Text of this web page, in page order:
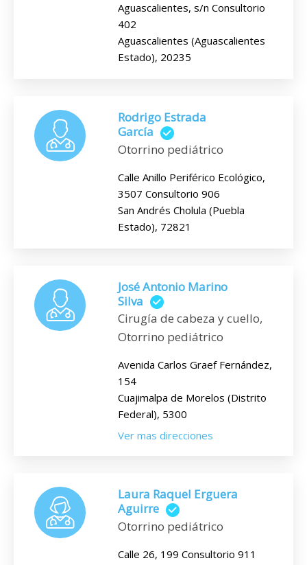
Aguascalientes, s/n Consultorio
402
Aguascalientes (Aguascalientes
Estado), 20235
Rodrigo Estrada
García
Otorrino pediátrico
Calle Anillo Periférico Ecológico,
3507 Consultorio 906
San Andrés Cholula (Puebla
Estado), 72821
José Antonio Marino
Silva
Cirugía de cabeza y cuello,
Otorrino pediátrico
Avenida Carlos Graef Fernández,
154
Cuajimalpa de Morelos (Distrito
Federal), 5300
Ver mas direcciones
Laura Raquel Erguera
Aguirre
Otorrino pediátrico
Calle 26, 199 Consultorio 911